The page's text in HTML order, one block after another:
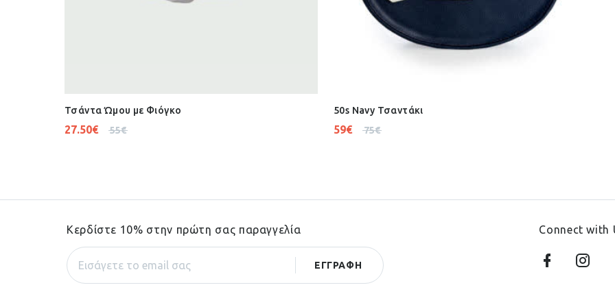
Τσάντα Ώμου με Φιόγκο
55€
27.50€
50s Navy Τσαντάκι
75€
59€
Κερδίστε 10% στην πρώτη σας παραγγελία Connect with